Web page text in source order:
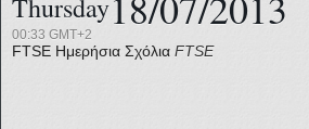
Thursday
00:33 GMT+2
FTSE Ημερήσια Σχόλια FTSE